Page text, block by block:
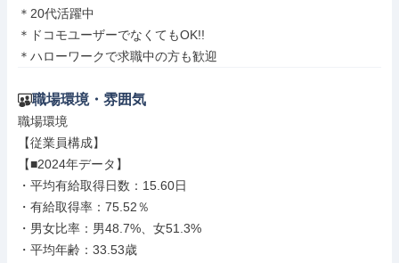
＊20代活躍中
＊ドコモユーザーでなくてもOK!!
＊ハローワークで求職中の方も歓迎
職場環境・雰囲気
職場環境
【従業員構成】
【■2024年データ】
・平均有給取得日数：15.60日
・有給取得率：75.52％
・男女比率：男48.7%、女51.3%
・平均年齢：33.53歳